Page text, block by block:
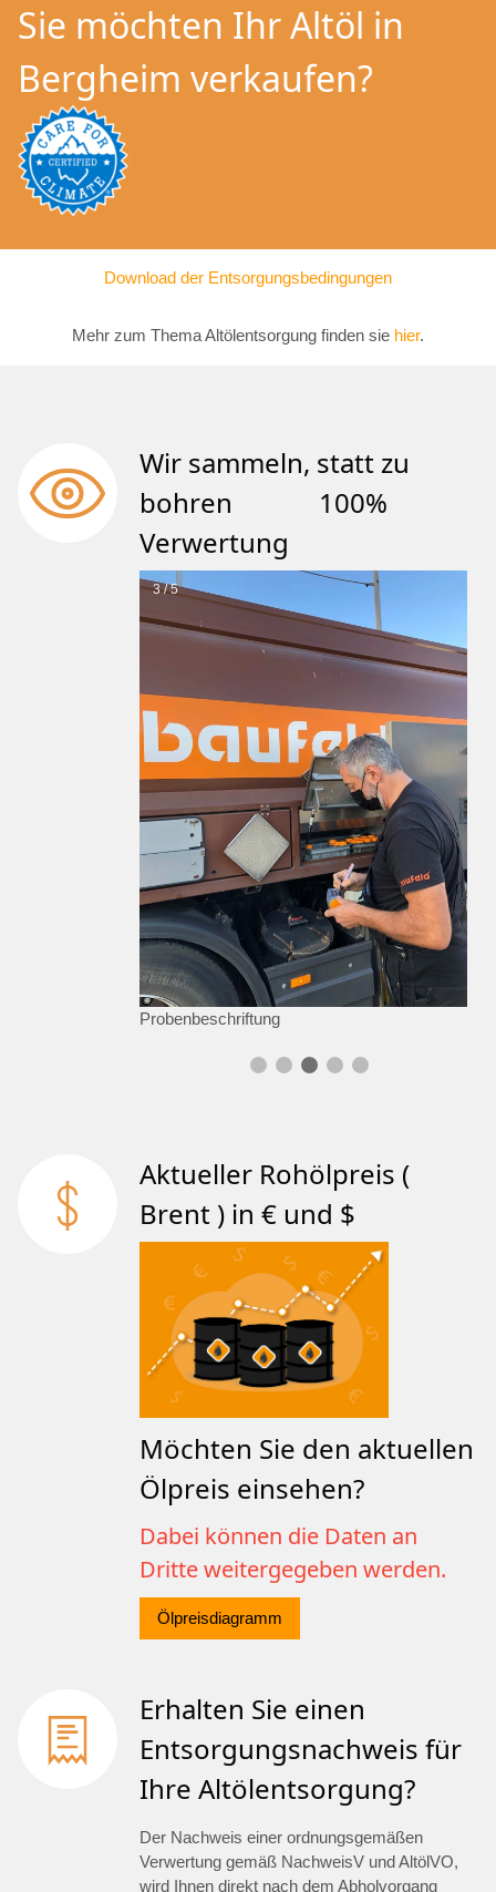
Sie möchten Ihr Altöl in
Bergheim verkaufen?
Download der Entsorgungsbedingungen
Mehr zum Thema Altölentsorgung finden sie hier.
Wir sammeln, statt zu
bohren 100%
Verwertung
3 / 5
Probenbeschriftung
Aktueller Rohölpreis (
Brent ) in € und $
Möchten Sie den aktuellen
Ölpreis einsehen?
Dabei können die Daten an
Dritte weitergegeben werden.
Ölpreisdiagramm
Erhalten Sie einen
Entsorgungsnachweis für
Ihre Altölentsorgung?
Der Nachweis einer ordnungsgemäßen
Verwertung gemäß NachweisV und AltölVO,
wird Ihnen direkt nach dem Abholvorgang